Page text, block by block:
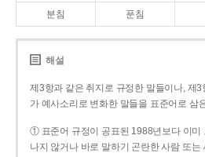
분침 푼침
해설
제3항과 같은 취지로 규정한 말들이나, 제3
가 예사소리로 변화한 말들을 표준어로 삼
① 표준어 규정이 공표된 1988년보다 이미
나지 않거나 바로 말하기 곤란한 사람 또는